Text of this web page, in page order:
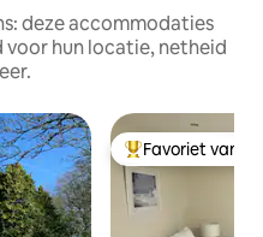
deze accommodaties
hun locatie, netheid
Topfavoriet van
Favoriet van